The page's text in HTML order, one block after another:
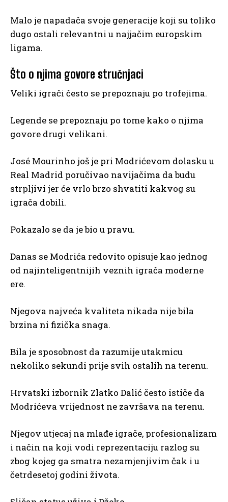
Malo je napadača svoje generacije koji su toliko
dugo ostali relevantni u najjačim europskim
ligama.
Što o njima govore stručnjaci
Veliki igrači često se prepoznaju po trofejima.
Legende se prepoznaju po tome kako o njima
govore drugi velikani.
José Mourinho još je pri Modrićevom dolasku u
Real Madrid poručivao navijačima da budu
strpljivi jer će vrlo brzo shvatiti kakvog su
igrača dobili.
Pokazalo se da je bio u pravu.
Danas se Modrića redovito opisuje kao jednog
od najinteligentnijih veznih igrača moderne
ere.
Njegova najveća kvaliteta nikada nije bila
brzina ni fizička snaga.
Bila je sposobnost da razumije utakmicu
nekoliko sekundi prije svih ostalih na terenu.
Hrvatski izbornik Zlatko Dalić često ističe da
Modrićeva vrijednost ne završava na terenu.
Njegov utjecaj na mlađe igrače, profesionalizam
i način na koji vodi reprezentaciju razlog su
zbog kojeg ga smatra nezamjenjivim čak i u
četrdesetoj godini života.